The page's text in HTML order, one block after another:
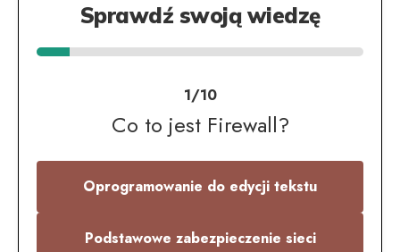
Sprawdź swoją wiedzę
1/10
Co to jest Firewall?
Oprogramowanie do edycji tekstu
Podstawowe zabezpieczenie sieci